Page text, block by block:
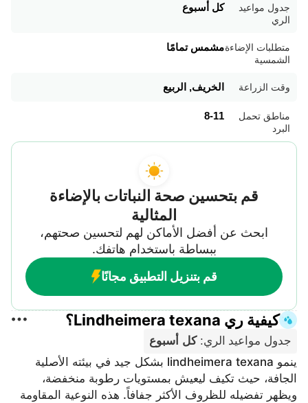
جدول مواعيد
الري
كل أسبوع
متطلبات الإضاءة
الشمسية
مشمس تمامًا
وقت الزراعة الخريف, الربيع
مناطق تحمل
البرد
8-11
قم بتحسين صحة النباتات بالإضاءة
المثالية
ابحث عن أفضل الأماكن لهم لتحسين صحتهم،
ببساطة باستخدام هاتفك.
قم بتنزيل التطبيق مجانًا
كيفية ري Lindheimera texana؟
جدول مواعيد الري: كل أسبوع
ينمو lindheimera texana بشكل جيد في بيئته الأصلية
الجافة، حيث تكيف ليعيش بمستويات رطوبة منخفضة،
ويظهر تفضيله للظروف الأكثر جفافاً. هذه النوعية المقاومة